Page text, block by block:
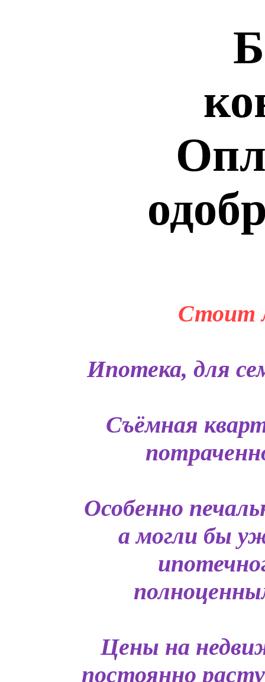
Стоит
Ипотека, для
Съёмная
Особенно
а могли бы
Цены на
постоянно